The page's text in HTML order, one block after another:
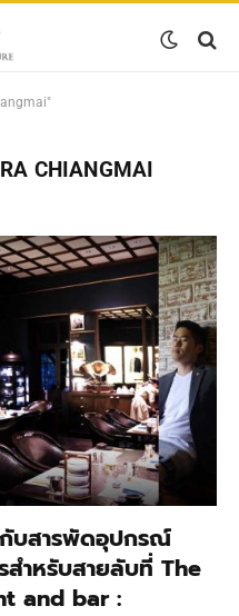
CHIANGMAI
บสารพัดอุปกรณ์
สำหรับสายลับที่ The
and bar :